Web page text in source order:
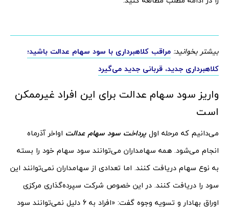
بیشتر بخوانید: مراقب کلاهبرداری با سود سهام عدالت باشید؛
کلاهبرداری جدید، قربانی جدید می‌گیرد
واریز سود سهام عدالت برای این افراد غیرممکن
است
می‌دانیم که مرحله اول پرداخت سود سهام عدالت اواخر آذرماه
انجام می‌شود. همه سهامداران می‌توانند سود سهام خود را بسته
به نوع سهام دریافت کنند. اما تعدادی از سهامداران نمی‌توانند این
سود را دریافت کنند. در این خصوص شرکت سپرده‌گذاری مرکزی
اوراق بهادار و تسویه وجوه گفت: «افراد به 6 دلیل نمی‌توانند سود